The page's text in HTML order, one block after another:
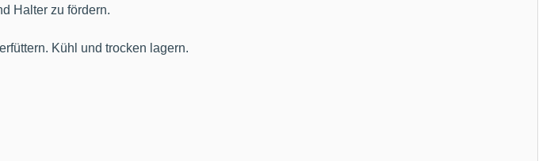
Halter zu fördern.
Kühl und trocken lagern.